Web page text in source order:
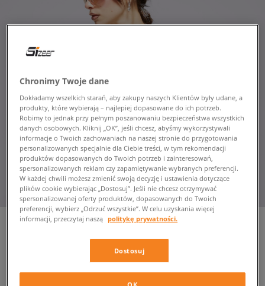
NEW BALANCE TOP LINEAR
HERITAGE SOFT BRA
damskie, koszulki
Chronimy Twoje dane
Dokładamy wszelkich starań, aby zakupy naszych Klientów były udane, a
produkty, które wybierają – najlepiej dopasowane do ich potrzeb.
Robimy to jednak przy pełnym poszanowaniu bezpieczeństwa wszystkich
danych osobowych. Kliknij „OK”, jeśli chcesz, abyśmy wykorzystywali
informacje o Twoich zachowaniach na naszej stronie do przygotowania
personalizowanych specjalnie dla Ciebie treści, w tym rekomendacji
produktów dopasowanych do Twoich potrzeb i zainteresowań,
spersonalizowanych reklam czy zapamiętywanie wybranych preferencji.
W każdej chwili możesz zmienić swoją decyzję i ustawienia dotyczące
plików cookie wybierając „Dostosuj”. Jeśli nie chcesz otrzymywać
spersonalizowanej oferty produktów, dopasowanych do Twoich
preferencji, wybierz „Odrzuć wszystkie”. W celu uzyskania więcej
informacji, przeczytaj naszą politykę prywatności.
Dostosuj
OK